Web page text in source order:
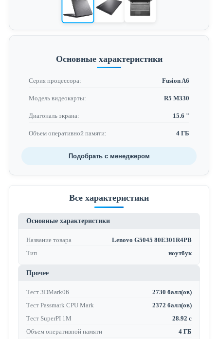
Основные характеристики
Серия процессора: Fusion A6
Модель видеокарты: R5 M330
Диагональ экрана: 15.6 "
Объем оперативной памяти: 4 ГБ
Подобрать с менеджером
Все характеристики
Основные характеристики
Название товара
Lenovo G5045 80E301R4PB
Тип
ноутбук
Прочее
Тест 3DMark06
2730 балл(ов)
Тест Passmark CPU Mark
2372 балл(ов)
Тест SuperPI 1M
28.92 с
Объем оперативной памяти
4 ГБ